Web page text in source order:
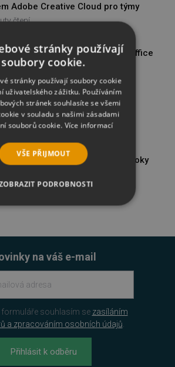
čtení
Adobe Creative Cloud pro týmy
čtení
platnost předplatného Office
čtení
na PC
čtení
záznam postupu - zachytit kroky
na váš e-mail
formuláře souhlasím se zasíláním
a zpracováním osobních údajů
Přihlásit k odběru
stránky používají
soubory cookie.
stránky používají soubory cookie
uživatelského zážitku. Používáním
stránek souhlasíte se všemi
v souladu s našimi zásadami
souborů cookie. Více informací
VŠE PŘIJMOUT
PODROBNOSTI
NUTNÉ SOUBORY
SOUBORY
CÍLENÍ
SOUBORY